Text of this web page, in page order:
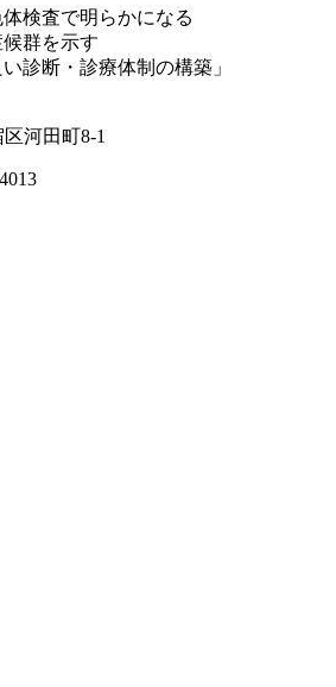
検査で明らかになる
群を示す
診断・診療体制の構築」
河田町8-1